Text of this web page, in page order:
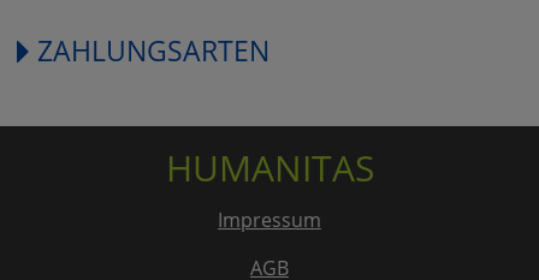
ZAHLUNGSARTEN
HUMANITAS
Impressum
AGB